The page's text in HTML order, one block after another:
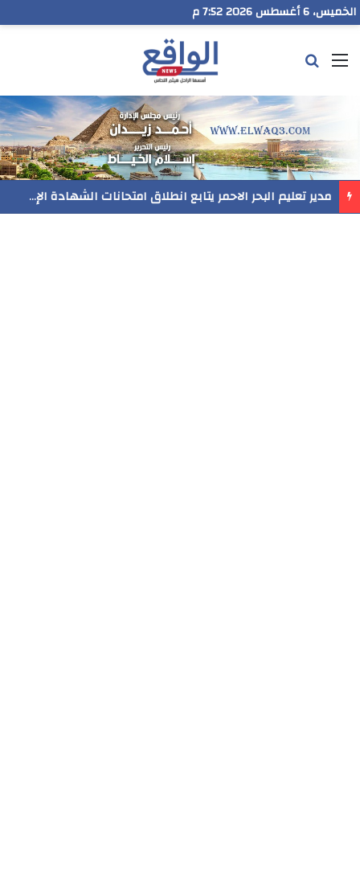
الخميس، 6 أغسطس 2026 7:52 م
القائمة
مدير تعليم البحر الاحمر يتابع انطلاق امتحانات الشهادة الإعدادية ويؤكد: الانضباط